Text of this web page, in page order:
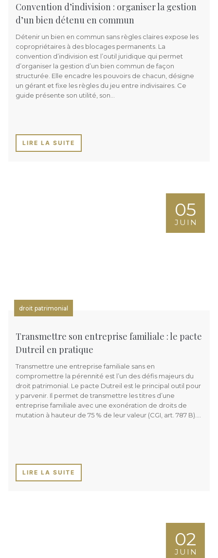
Convention d’indivision : organiser la gestion
d’un bien détenu en commun
Détenir un bien en commun sans règles claires expose les
copropriétaires à des blocages permanents. La
convention d’indivision est l’outil juridique qui permet
d’organiser la gestion d’un bien commun de façon
structurée. Elle encadre les pouvoirs de chacun, désigne
un gérant et fixe les règles du jeu entre indivisaires. Ce
guide présente son utilité, son…
LIRE LA SUITE
05
JUIN
droit patrimonial
Transmettre son entreprise familiale : le pacte
Dutreil en pratique
Transmettre une entreprise familiale sans en
compromettre la pérennité est l’un des défis majeurs du
droit patrimonial. Le pacte Dutreil est le principal outil pour
y parvenir. Il permet de transmettre les titres d’une
entreprise familiale avec une exonération de droits de
mutation à hauteur de 75 % de leur valeur (CGI, art. 787 B)….
LIRE LA SUITE
02
JUIN